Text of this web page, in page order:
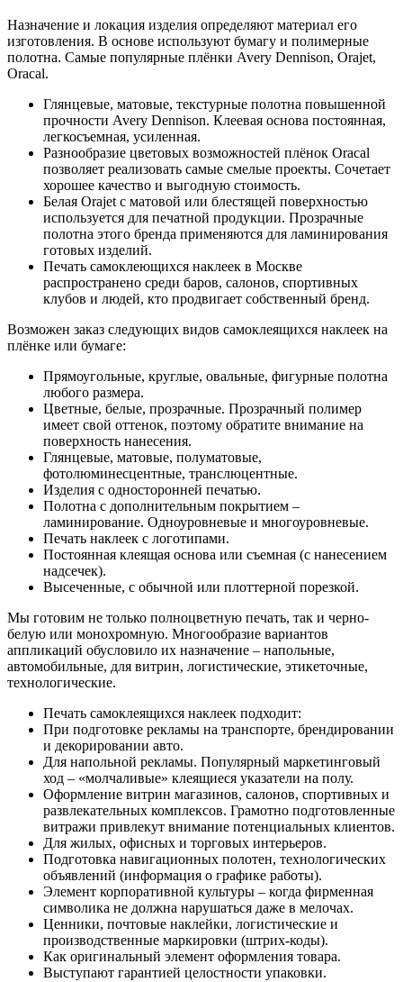
Назначение и локация изделия определяют материал его
изготовления. В основе используют бумагу и полимерные
полотна. Самые популярные плёнки Avery Dennison, Orajet,
Oracal.
Глянцевые, матовые, текстурные полотна повышенной
прочности Avery Dennison. Клеевая основа постоянная,
легкосъемная, усиленная.
Разнообразие цветовых возможностей плёнок Oracal
позволяет реализовать самые смелые проекты. Сочетает
хорошее качество и выгодную стоимость.
Белая Orajet с матовой или блестящей поверхностью
используется для печатной продукции. Прозрачные
полотна этого бренда применяются для ламинирования
готовых изделий.
Печать самоклеющихся наклеек в Москве
распространено среди баров, салонов, спортивных
клубов и людей, кто продвигает собственный бренд.
Возможен заказ следующих видов самоклеящихся наклеек на
плёнке или бумаге:
Прямоугольные, круглые, овальные, фигурные полотна
любого размера.
Цветные, белые, прозрачные. Прозрачный полимер
имеет свой оттенок, поэтому обратите внимание на
поверхность нанесения.
Глянцевые, матовые, полуматовые,
фотолюминесцентные, транслюцентные.
Изделия с односторонней печатью.
Полотна с дополнительным покрытием –
ламинирование. Одноуровневые и многоуровневые.
Печать наклеек с логотипами.
Постоянная клеящая основа или съемная (с нанесением
надсечек).
Высеченные, с обычной или плоттерной порезкой.
Мы готовим не только полноцветную печать, так и черно-
белую или монохромную. Многообразие вариантов
аппликаций обусловило их назначение – напольные,
автомобильные, для витрин, логистические, этикеточные,
технологические.
Печать самоклеящихся наклеек подходит:
При подготовке рекламы на транспорте, брендировании
и декорировании авто.
Для напольной рекламы. Популярный маркетинговый
ход – «молчаливые» клеящиеся указатели на полу.
Оформление витрин магазинов, салонов, спортивных и
развлекательных комплексов. Грамотно подготовленные
витражи привлекут внимание потенциальных клиентов.
Для жилых, офисных и торговых интерьеров.
Подготовка навигационных полотен, технологических
объявлений (информация о графике работы).
Элемент корпоративной культуры – когда фирменная
символика не должна нарушаться даже в мелочах.
Ценники, почтовые наклейки, логистические и
производственные маркировки (штрих-коды).
Как оригинальный элемент оформления товара.
Выступают гарантией целостности упаковки.